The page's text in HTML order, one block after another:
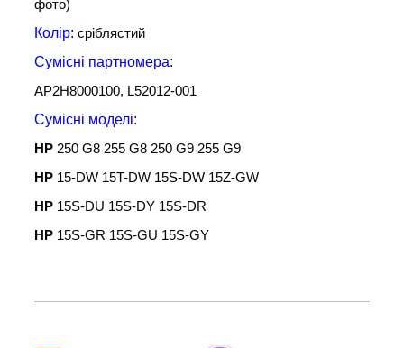
фото)
Колір: сріблястий
Сумісні партномера:
AP2H8000100, L52012-001
Сумісні моделі:
HP 250 G8 255 G8 250 G9 255 G9
HP 15-DW 15T-DW 15S-DW 15Z-GW
HP 15S-DU 15S-DY 15S-DR
HP 15S-GR 15S-GU 15S-GY